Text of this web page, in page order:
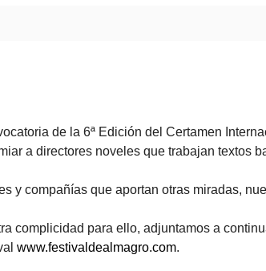
de la 6ª Edición del Certamen
a directores noveles que trabajan textos
y compañías que aportan otras miradas,
complicidad para ello, adjuntamos a
www.festivaldealmagro.com.